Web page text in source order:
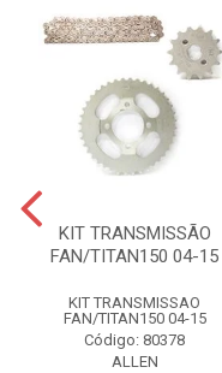
KIT TRANSMISSÃO
FAN/TITAN150 04-15
KIT TRANSMISSAO
FAN/TITAN150 04-15
Código: 80378
ALLEN